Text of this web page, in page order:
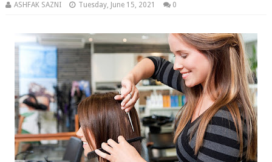
ASHFAK SAZNI Tuesday, June 15, 2021 0